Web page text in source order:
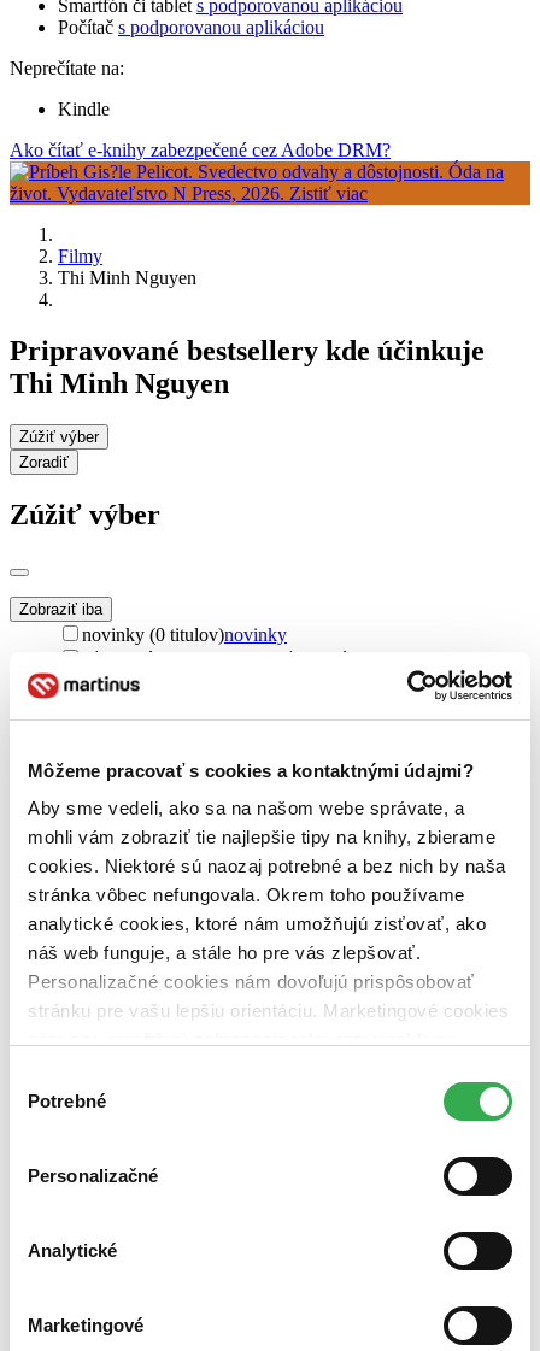
Môžeme pracovať s cookies a kontaktnými údajmi?
Aby sme vedeli, ako sa na našom webe správate, a
mohli vám zobraziť tie najlepšie tipy na knihy, zbierame
cookies. Niektoré sú naozaj potrebné a bez nich by naša
stránka vôbec nefungovala. Okrem toho používame
analytické cookies, ktoré nám umožňujú zisťovať, ako
náš web funguje, a stále ho pre vás zlepšovať.
Personalizačné cookies nám dovoľujú prispôsobovať
stránku pre vašu lepšiu orientáciu. Marketingové cookies
nám pomohlo, keby sme mohli používať všetky tieto
súhlasu
Potrebné
Personalizačné
Analytické
Marketingové
Smartfón či tablet s podporovanou aplikáciou
Počítač s podporovanou aplikáciou
Neprečítate na:
Kindle
Ako čítať e-knihy zabezpečené cez Adobe DRM?
Filmy
Thi Minh Nguyen
Pripravované bestsellery kde účinkuje
Thi Minh Nguyen
Zúžiť výber
Zoradiť
Zúžiť výber
Zobraziť iba
novinky (0 titulov)novinky
zľavnené tituly (0 titulov)
zľavnené tituly
Dostupnosť
na centrálnom sklade (0 titulov)na centrálnom sklade
pripravujeme (0 titulov)pripravujeme
dostupná (bez vypredaných) (0 titulov)
dostupná (bez
vypredaných)
Nové / čítané
nová (0 titulov)nová
čítaná (0 titulov) čítaná
čítaná - výborný stav (0 titulov)
čítaná - výborný stav
čítaná - mierne opotrebovaná (0 titulov)čítaná - mierne
opotrebovaná
čítané verzie vypredaných kníh (0 titulov)čítané verzie
Bestsellery
Top hodnotené
Najlacnejšie